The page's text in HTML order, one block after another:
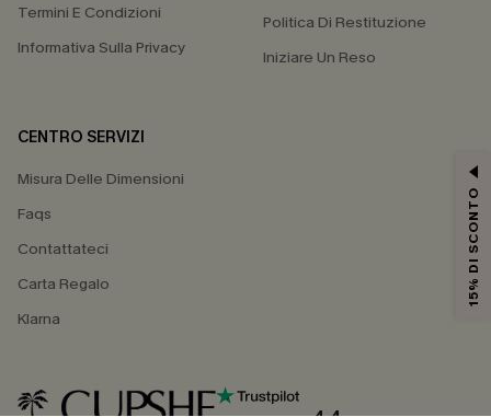
Termini E Condizioni
Informativa Sulla Privacy
Politica Di Restituzione
Iniziare Un Reso
CENTRO SERVIZI
Misura Delle Dimensioni
Faqs
Contattateci
Carta Regalo
Klarna
15% DI SCONTO